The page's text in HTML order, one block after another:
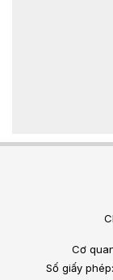
Cơ
Số giấy